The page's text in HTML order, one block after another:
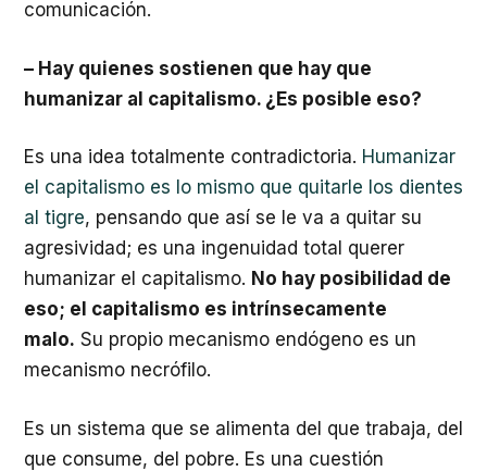
comunicación.
– Hay quienes sostienen que hay que
humanizar al capitalismo. ¿Es posible eso?
Es una idea totalmente contradictoria. Humanizar
el capitalismo es lo mismo que quitarle los dientes
al tigre, pensando que así se le va a quitar su
agresividad; es una ingenuidad total querer
humanizar el capitalismo. No hay posibilidad de
eso; el capitalismo es intrínsecamente
malo. Su propio mecanismo endógeno es un
mecanismo necrófilo.
Es un sistema que se alimenta del que trabaja, del
que consume, del pobre. Es una cuestión